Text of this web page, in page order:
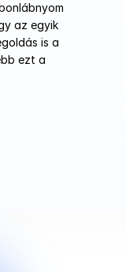
az egyik
is a
ezt a